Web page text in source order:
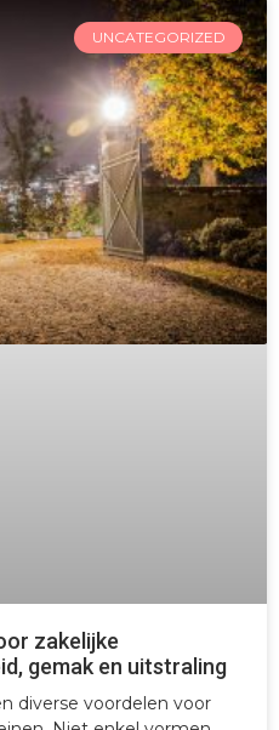
UNCATEGORIZED
zakelijke
gemak en uitstraling
diverse voordelen voor